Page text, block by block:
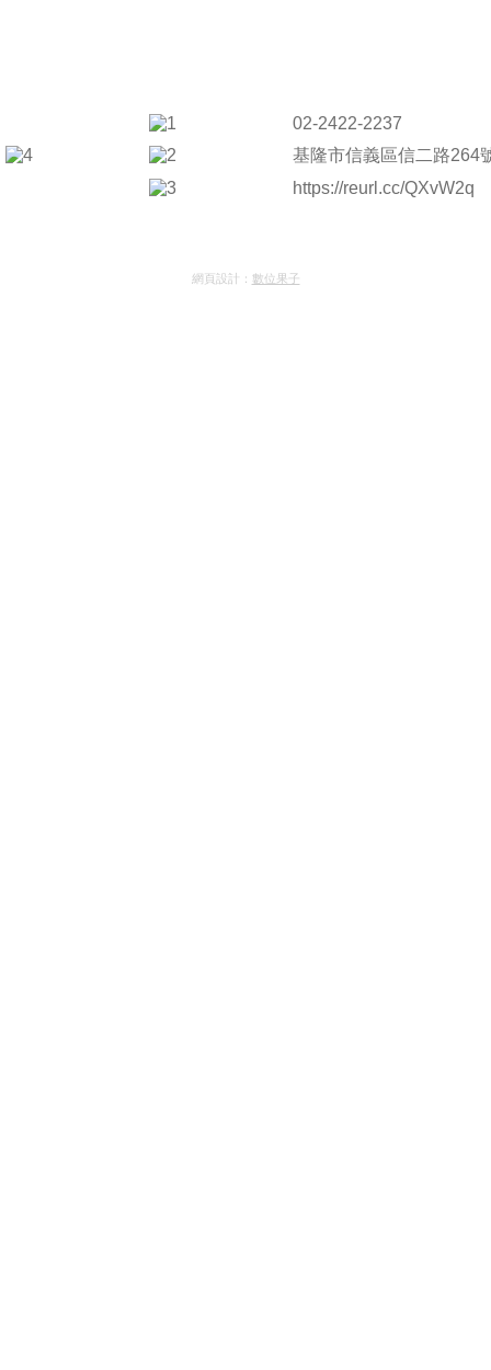
02-2422-2237
基隆市信義區信二路264
https://reurl.cc/QXvW2q
網頁設計： 數位果子